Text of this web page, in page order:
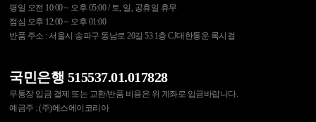
평일 오전 10:00 ~ 오후 05:00 / 토, 일, 공휴일 휴무
점심 오후 12:00 ~ 오후 01:00
반품 주소 : 서울시 송파구 동남로 20길 53 1층 CJ대한통운 록시걸
국민은행 515537.01.017828
무통장 입금 결제 또는 교환/반품 비용은 위 계좌로 입금바랍니다.
예금주 : (주)에스에이코리아